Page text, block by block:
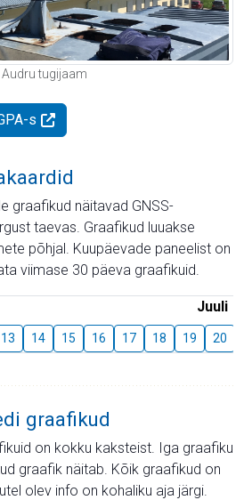
Audru tugijaam
s
graafikud näitavad GNSS-
taevas. Graafikud luuakse
põhjal. Kuupäevade paneelist on
viimase 30 päeva graafikuid.
Juuli
13 14 15 16 17 18 19 20
graafikud
on kokku kaksteist. Iga graafiku
graafik näitab. Kõik graafikud on
olev info on kohaliku aja järgi.